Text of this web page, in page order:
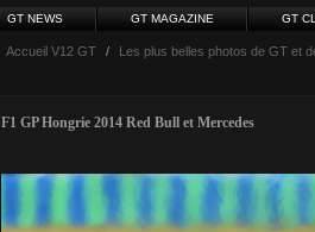
GT NEWS GT MAGAZINE GT
Accueil V12 GT / Les plus belles photos de GT et
F1 GP Hongrie 2014 Red Bull et Mercedes